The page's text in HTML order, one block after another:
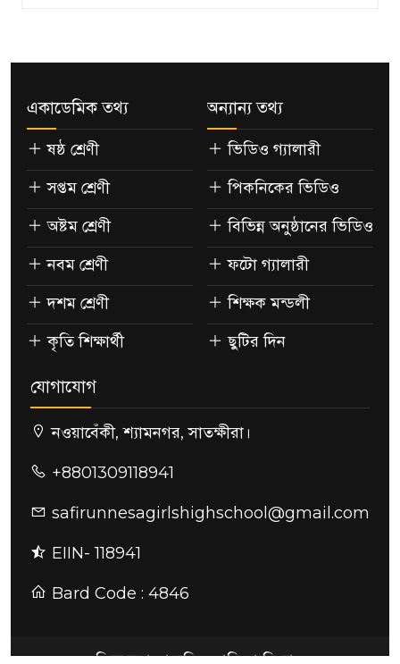
একাডেমিক তথ্য
ষষ্ঠ শ্রেণী
সপ্তম শ্রেণী
অষ্টম শ্রেণী
নবম শ্রেণী
দশম শ্রেণী
কৃতি শিক্ষার্থী
অন্যান্য তথ্য
ভিডিও গ্যালারী
পিকনিকের ভিডিও
বিভিন্ন অনুষ্ঠানের ভিডিও
ফটো গ্যালারী
শিক্ষক মন্ডলী
ছুটির দিন
যোগাযোগ
নওয়াবেঁকী, শ্যামনগর, সাতক্ষীরা।
+8801309118941
safirunnesagirlshighschool@gmail.com
EIIN- 118941
Bard Code : 4846